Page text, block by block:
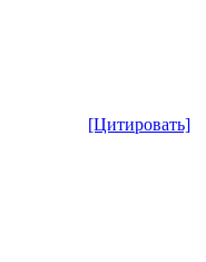
[Цитировать]